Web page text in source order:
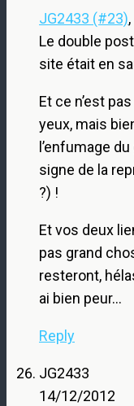
JG2433 (#23),
Le double
site était en
Et ce n’est
yeux, mais
l’enfumage
signe de la
?) !
Et vos deux
pas grand
resteront,
ai bien peur…
Reply
JG2433
14/12/2012